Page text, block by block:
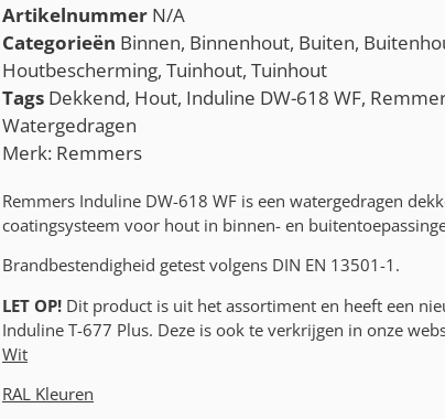
Artikelnummer N/A
Categorieën Binnen, Binnenhout, Buiten,
Houtbescherming, Tuinhout, Tuinhout
Tags Dekkend, Hout, Induline DW-618 WF,
Watergedragen
Merk: Remmers
Remmers Induline DW-618 WF is een watergedragen
coatingsysteem voor hout in binnen- en
Brandbestendigheid getest volgens DIN EN 13501-1.
LET OP! Dit product is uit het assortiment en heeft een
Induline T-677 Plus. Deze is ook te verkrijgen in onze
Wit
RAL Kleuren